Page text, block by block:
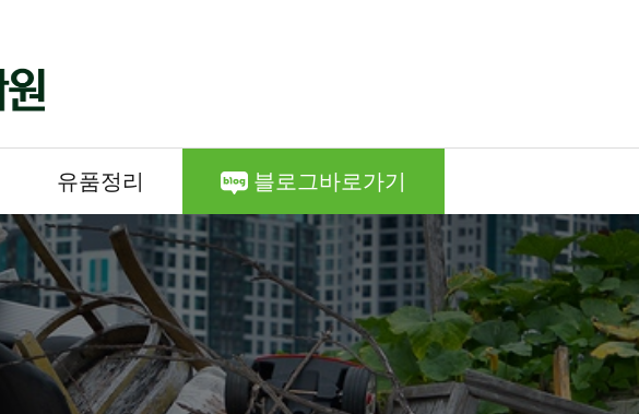
유품정리 블로그바로가기